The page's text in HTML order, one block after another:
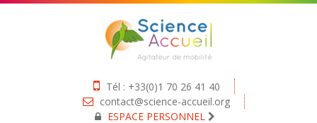
Tél : +33(0)1 70 26 41 40
contact@science-accueil.org
ESPACE PERSONNEL